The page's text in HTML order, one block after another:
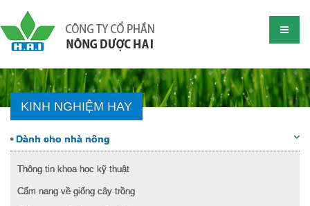
KINH NGHIỆM HAY
Dành cho nhà nông
Thông tin khoa học kỹ thuật
Cẩm nang về giống cây trồng